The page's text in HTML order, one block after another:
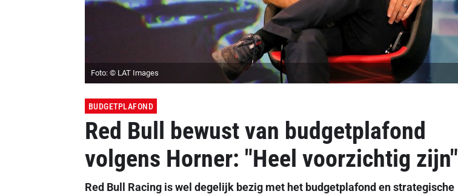
Foto: © LAT Images
BUDGETPLAFOND
Red Bull bewust van budgetplafond
volgens Horner: "Heel voorzichtig zijn"
Red Bull Racing is wel degelijk bezig met het budgetplafond en strategische